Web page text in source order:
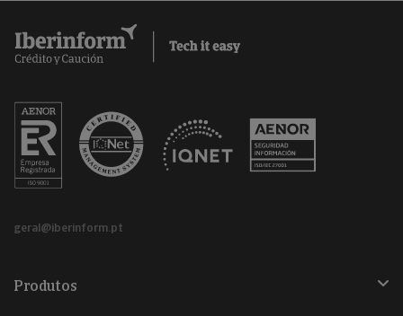
geral@iberinform.pt
Produtos